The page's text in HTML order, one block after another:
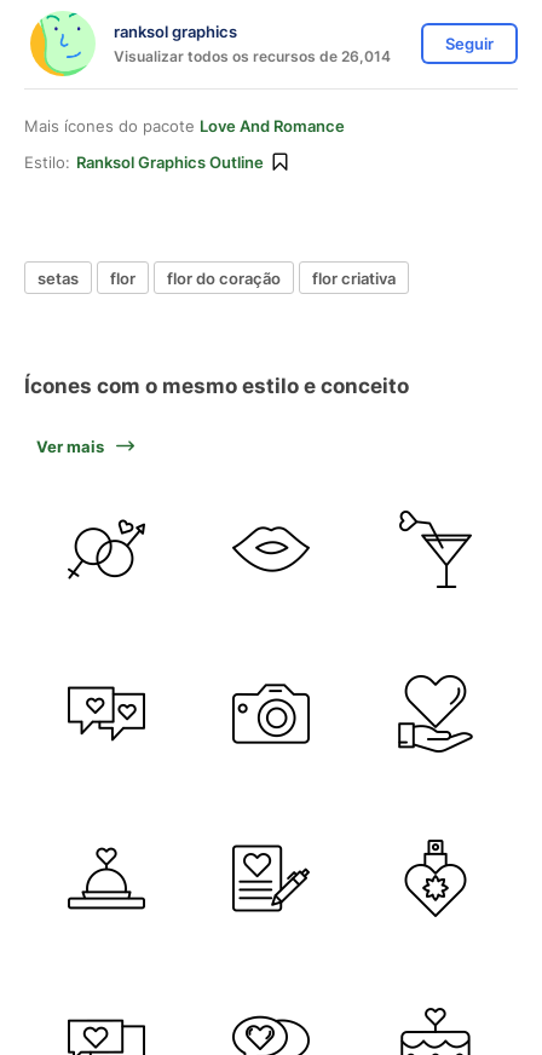
ranksol graphics
Visualizar todos os recursos de 26,014
Seguir
Mais ícones do pacote Love And Romance
Estilo: Ranksol Graphics Outline
setas flor flor do coração flor criativa
Ícones com o mesmo estilo e conceito
Ver mais